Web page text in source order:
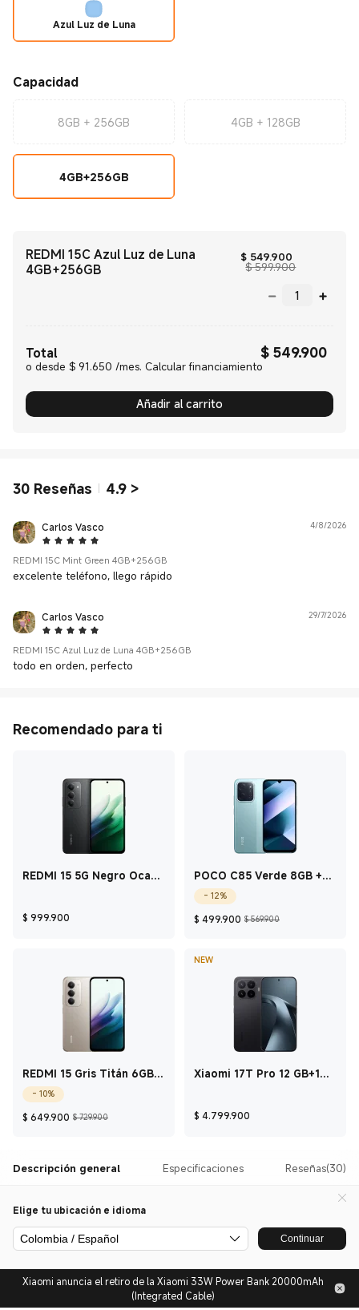
Azul Luz de Luna
Capacidad
8GB + 256GB 4GB + 128GB
4GB+256GB
REDMI 15C Azul Luz de Luna
4GB+256GB
$ 549.900
$ 599.900Precio de
Total $ 549.900
o desde $ 91.650 /mes. Calcular financiamiento
Añadir al carrito
30 Reseñas 4.9 >
Carlos Vasco
5 Star
4/8/2026
REDMI 15C Mint Green 4GB+256GB
excelente teléfono, llego rápido
Carlos Vasco
5 Star
29/7/2026
REDMI 15C Azul Luz de Luna 4GB+256GB
todo en orden, perfecto
Recomendado para ti
REDMI 15 5G Negro Ocaso
$ 999.900 Current Price $ 999.900
POCO C85 Verde 8GB +
256GB
- 12%
$ 499.900 Current Price $
$ 569.900Precio de
REDMI 15 Gris Titán 6GB +
128GB
- 10%
$ 649.900 Current Price $ 649.900
$ 729.900Precio de comercialización $ 729.900
NEW
Xiaomi 17T Pro 12 GB+1
$ 4.799.900
Descripción general Especificaciones Reseñas(30)